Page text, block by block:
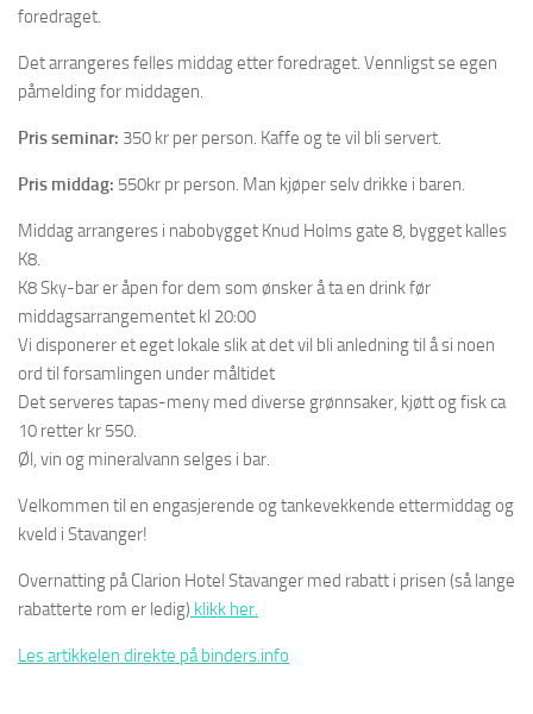
foredraget.
Det arrangeres felles middag etter foredraget. Vennligst se egen
påmelding for middagen.
Pris seminar: 350 kr per person. Kaffe og te vil bli servert.
Pris middag: 550kr pr person. Man kjøper selv drikke i baren.
Middag arrangeres i nabobygget Knud Holms gate 8, bygget kalles
K8.
K8 Sky-bar er åpen for dem som ønsker å ta en drink før
middagsarrangementet kl 20:00
Vi disponerer et eget lokale slik at det vil bli anledning til å si noen
ord til forsamlingen under måltidet
Det serveres tapas-meny med diverse grønnsaker, kjøtt og fisk ca
10 retter kr 550.
Øl, vin og mineralvann selges i bar.
Velkommen til en engasjerende og tankevekkende ettermiddag og
kveld i Stavanger!
Overnatting på Clarion Hotel Stavanger med rabatt i prisen (så lange
rabatterte rom er ledig) klikk her.
Les artikkelen direkte på binders.info